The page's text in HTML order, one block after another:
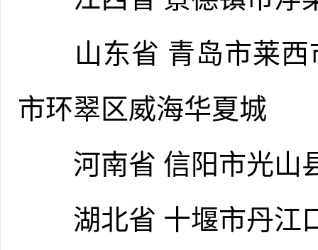
山东省 青岛市莱西
市环翠区威海华夏城
河南省 信阳市光山
湖北省 十堰市丹江